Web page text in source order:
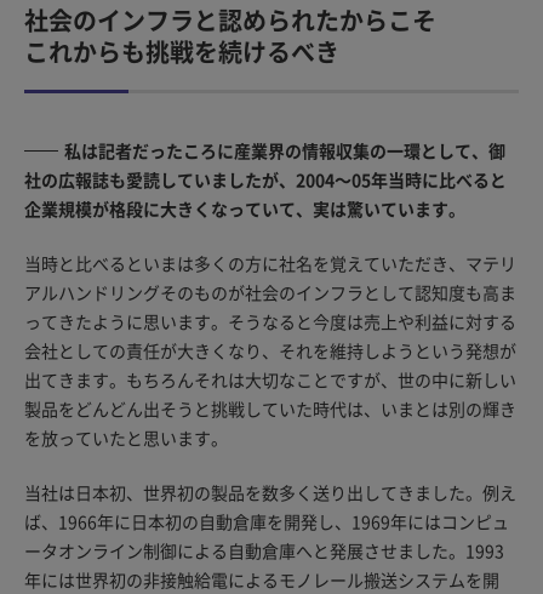
社会のインフラと認められたからこそ
これからも挑戦を続けるべき
私は記者だったころに産業界の情報収集の一環として、御
社の広報誌も愛読していましたが、2004～05年当時に比べると
企業規模が格段に大きくなっていて、実は驚いています。
当時と比べるといまは多くの方に社名を覚えていただき、マテリ
アルハンドリングそのものが社会のインフラとして認知度も高ま
ってきたように思います。そうなると今度は売上や利益に対する
会社としての責任が大きくなり、それを維持しようという発想が
出てきます。もちろんそれは大切なことですが、世の中に新しい
製品をどんどん出そうと挑戦していた時代は、いまとは別の輝き
を放っていたと思います。
当社は日本初、世界初の製品を数多く送り出してきました。例え
ば、1966年に日本初の自動倉庫を開発し、1969年にはコンピュ
ータオンライン制御による自動倉庫へと発展させました。1993
年には世界初の非接触給電によるモノレール搬送システムを開